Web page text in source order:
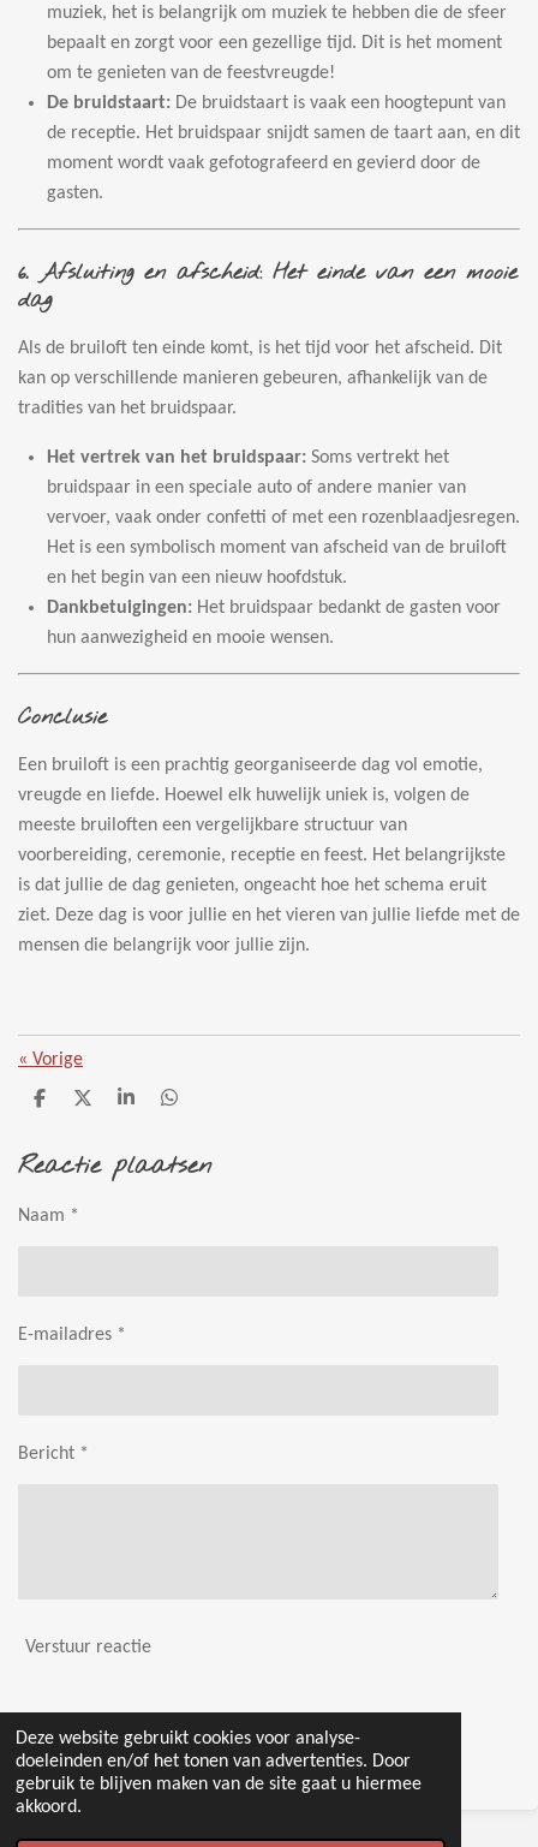
Deze website gebruikt cookies voor analyse-
doeleinden en/of het tonen van advertenties. Door
gebruik te blijven maken van de site gaat u hiermee
akkoord.
muziek, het is belangrijk om muziek te hebben die de sfeer
bepaalt en zorgt voor een gezellige tijd. Dit is het moment
om te genieten van de feestvreugde!
De bruidstaart: De bruidstaart is vaak een hoogtepunt van
de receptie. Het bruidspaar snijdt samen de taart aan, en dit
moment wordt vaak gefotografeerd en gevierd door de
gasten.
6. Afsluiting en afscheid: Het einde van een mooie
dag
Als de bruiloft ten einde komt, is het tijd voor het afscheid. Dit
kan op verschillende manieren gebeuren, afhankelijk van de
tradities van het bruidspaar.
Het vertrek van het bruidspaar: Soms vertrekt het
bruidspaar in een speciale auto of andere manier van
vervoer, vaak onder confetti of met een rozenblaadjesregen.
Het is een symbolisch moment van afscheid van de bruiloft
en het begin van een nieuw hoofdstuk.
Dankbetuigingen: Het bruidspaar bedankt de gasten voor
hun aanwezigheid en mooie wensen.
Conclusie
Een bruiloft is een prachtig georganiseerde dag vol emotie,
vreugde en liefde. Hoewel elk huwelijk uniek is, volgen de
meeste bruiloften een vergelijkbare structuur van
voorbereiding, ceremonie, receptie en feest. Het belangrijkste
is dat jullie de dag genieten, ongeacht hoe het schema eruit
ziet. Deze dag is voor jullie en het vieren van jullie liefde met de
mensen die belangrijk voor jullie zijn.
« Vorige
D
e
D
l
S
r
D
e
Reactie plaatsen
Naam *
E-mailadres *
Bericht *
Verstuur reactie
Reacties
Er zijn geen reacties geplaatst.
© 2022 - 2026 Wedding shots